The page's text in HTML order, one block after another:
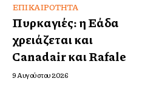
ΕΠΙΚΑΙΡΌΤΗΤΑ
Πυρκαγιές: η Ελλάδα
χρειάζεται και
Canadair και Rafale
9 Αυγούστου 2026